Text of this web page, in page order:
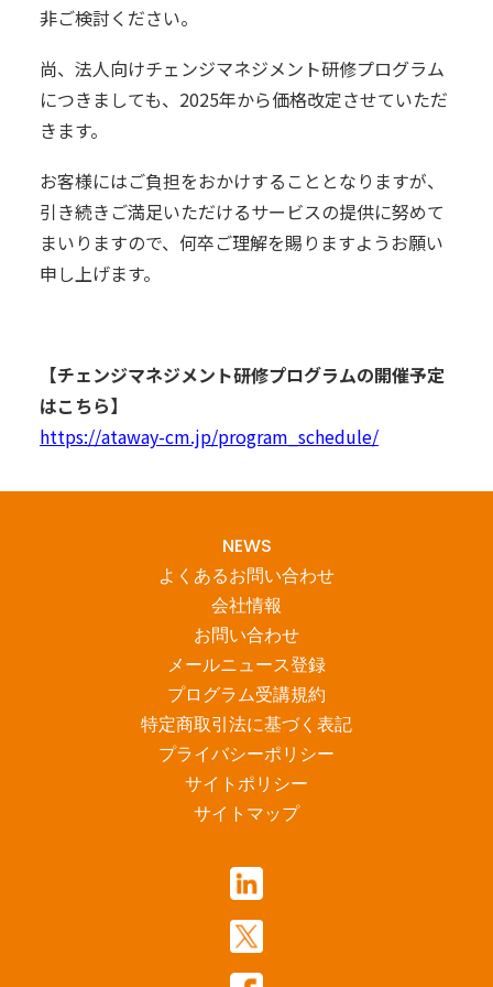
非ご検討ください。
尚、法人向けチェンジマネジメント研修プログラム
につきましても、2025年から価格改定させていただ
きます。
お客様にはご負担をおかけすることとなりますが、
引き続きご満足いただけるサービスの提供に努めて
まいりますので、何卒ご理解を賜りますようお願い
申し上げます。
【チェンジマネジメント研修プログラムの開催予定
はこちら】
https://ataway-cm.jp/program_schedule/
NEWS
よくあるお問い合わせ
会社情報
お問い合わせ
メールニュース登録
プログラム受講規約
特定商取引法に基づく表記
プライバシーポリシー
サイトポリシー
サイトマップ